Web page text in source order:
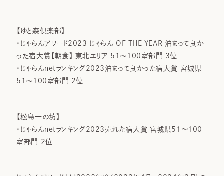
【ゆと森倶楽部】
・じゃらんアワード2023 じゃらん OF THE YEAR 泊まって良か
った宿大賞【朝食】 東北エリア 51～100室部門 3位
・じゃらんnetランキング2023泊まって良かった宿大賞 宮城県
51～100室部門 2位
【松島一の坊】
・じゃらんnetランキング2023売れた宿大賞 宮城県51～100
室部門 2位